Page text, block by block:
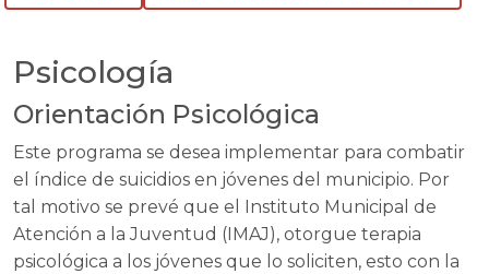
Psicología
Orientación Psicológica
Este programa se desea implementar para combatir
el índice de suicidios en jóvenes del municipio. Por
tal motivo se prevé que el Instituto Municipal de
Atención a la Juventud (IMAJ), otorgue terapia
psicológica a los jóvenes que lo soliciten, esto con la